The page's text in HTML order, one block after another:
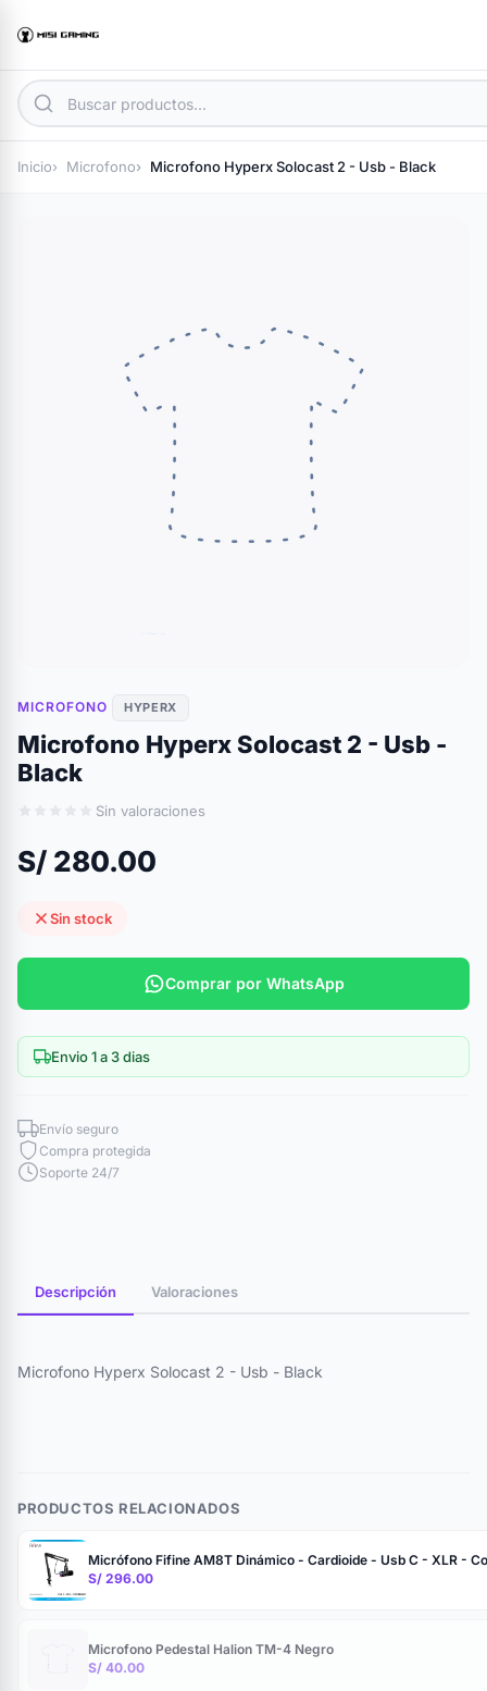
Inicio Microfono Microfono Hyperx Solocast 2 - Usb - Black
MICROFONO HYPERX
Microfono Hyperx Solocast 2 - Usb -
Black
Sin valoraciones
S/ 280.00
Sin stock
Comprar por WhatsApp
Envio 1 a 3 dias
Envío seguro
Compra protegida
Soporte 24/7
Descripción Valoraciones
Microfono Hyperx Solocast 2 - Usb - Black
PRODUCTOS RELACIONADOS
Micrófono Fifine AM8T Dinámico - Cardioide - Usb C - XLR -
S/ 296.00
Microfono Pedestal Halion TM-4 Negro
S/ 40.00